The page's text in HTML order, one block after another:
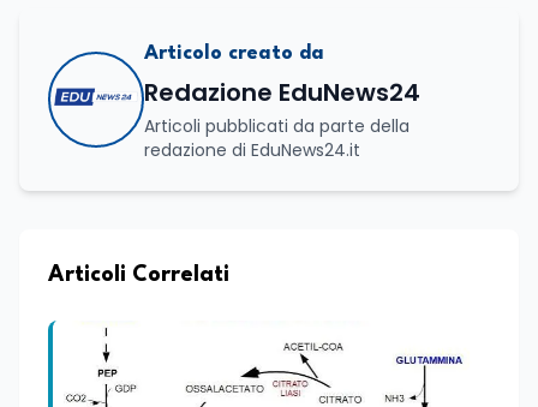
Articolo creato da
Redazione EduNews24
Articoli pubblicati da parte della
redazione di EduNews24.it
Articoli Correlati